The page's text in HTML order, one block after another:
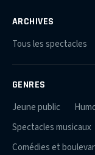
ARCHIVES
Tous les spectacles
GENRES
Jeune public
Spectacles musicaux
Comédies et